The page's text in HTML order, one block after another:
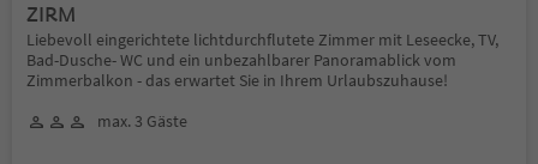
ZIRM
Liebevoll eingerichtete lichtdurchflutete Zimmer mit Leseecke, TV,
Bad-Dusche- WC und ein unbezahlbarer Panoramablick vom
Zimmerbalkon - das erwartet Sie in Ihrem Urlaubszuhause!
max. 3 Gäste